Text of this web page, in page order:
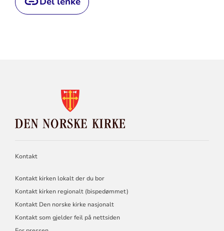
NORSKE
KIRKE
Kontakt
Kontakt kirken lokalt der du bor
Kontakt kirken regionalt (bispedømmet)
Kontakt Den norske kirke nasjonalt
Kontakt som gjelder feil på nettsiden